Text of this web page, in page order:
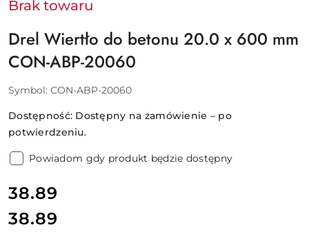
Brak towaru
Drel Wiertło do betonu 20.0 x 600 mm
CON-ABP-20060
Symbol: CON-ABP-20060
Dostępność: Dostępny na zamówienie – po
potwierdzeniu.
Powiadom gdy produkt będzie dostępny
cena:
38.89
Cena:
38.89